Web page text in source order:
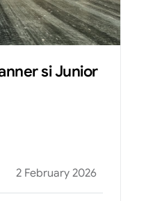
si Junior
2 February 2026